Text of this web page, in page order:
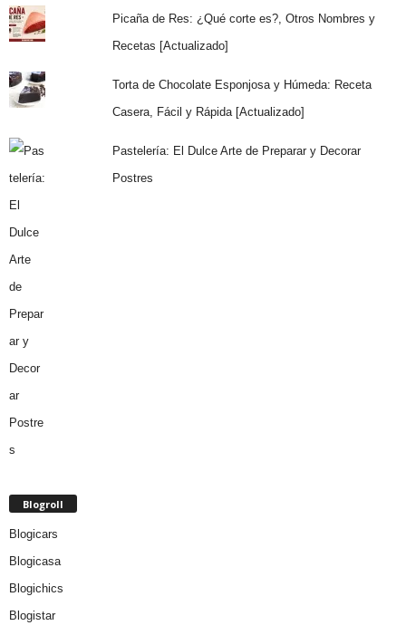
Picaña de Res: ¿Qué corte es?, Otros Nombres y
Recetas [Actualizado]
Torta de Chocolate Esponjosa y Húmeda: Receta
Casera, Fácil y Rápida [Actualizado]
Pastelería: El Dulce Arte de Preparar y Decorar
Postres
Blogroll
Blogicars
Blogicasa
Blogichics
Blogistar